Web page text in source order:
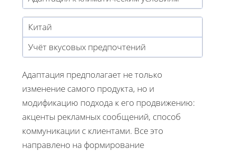
Китай
Учёт вкусовых предпочтений
Адаптация предполагает не только
изменение самого продукта, но и
модификацию подхода к его продвижению:
акценты рекламных сообщений, способ
коммуникации с клиентами. Все это
направлено на формирование